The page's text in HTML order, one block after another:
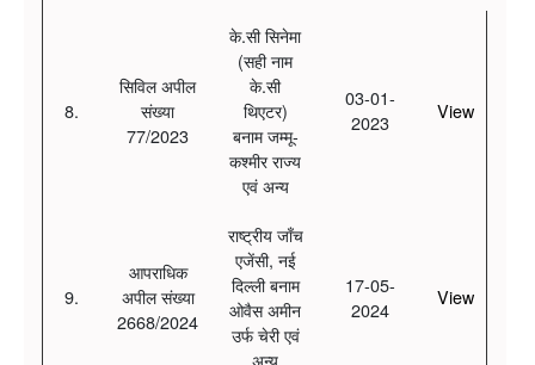
8.
सिविल अपील
संख्या
77/2023
के.सी सिनेमा
(सही नाम
के.सी
थिएटर)
बनाम जम्मू-
कश्मीर राज्य
एवं अन्य
03-01-
2023
View
9.
आपराधिक
अपील संख्या
2668/2024
राष्ट्रीय जाँच
एजेंसी, नई
दिल्ली बनाम
ओवैस अमीन
उर्फ चेरी एवं
अन्य
17-05-
2024
View